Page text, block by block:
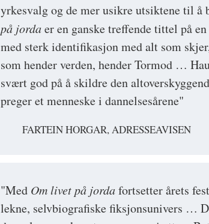
yrkesvalg og de mer usikre utsiktene til
på jordaer en ganske treffende tittel på
med sterk identifikasjon med alt som
som hender verden, hender Tormod …
svært god på å skildre den
preger et menneske i dannelsesårene"
FARTEIN HORGAR, ADRESSEAVISEN
"Med Om livet på jordafortsetter årets
lekne, selvbiografiske fiksjonsunivers …